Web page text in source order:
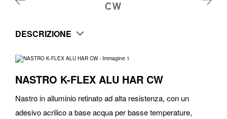
CW
DESCRIZIONE
NASTRO K-FLEX ALU HAR CW
Nastro in alluminio retinato ad alta resistenza, con un
adesivo acrilico a base acqua per basse temperature,